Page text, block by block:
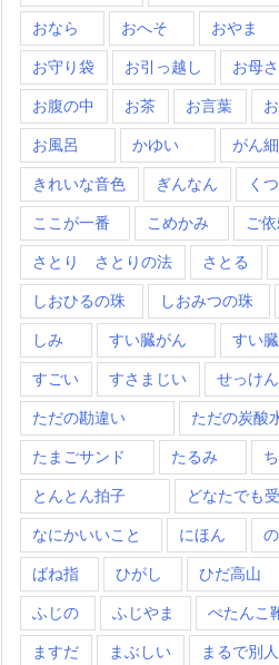
おなら おへそ おやま
お守り袋 お引っ越し お母
お腹の中 お茶 お言葉
お風呂 かゆい がん
きれいな音色 ぎんなん くつ
ここが一番 こめかみ ご
さとり さとりの法 さとる
しおひるの珠 しおみつの珠
しみ すい臓がん すい
すごい すさまじい せっけん
ただの勘違い ただの炭酸
たまごサンド たるみ
とんとん拍子 どなたでも
なにかいいこと にほん
ばね指 ひがし ひだ高山
ふじの ふじやま ぺたんこ
ますだ まぶしい まるで別人